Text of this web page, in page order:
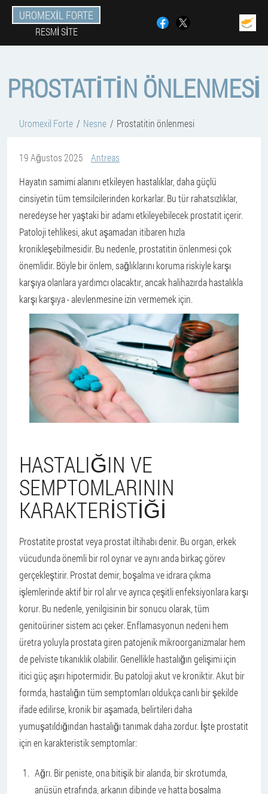
UROMEXIL FORTE
RESMI SITE
PROSTATITIN ÖNLENMESI
Uromexil Forte Nesne Prostatitin önlenmesi
19 Ağustos 2025
Antreas
Hayatın samimi alanını etkileyen hastalıklar, daha güçlü
cinsiyetin tüm temsilcilerinden korkarlar. Bu tür rahatsızlıklar,
neredeyse her yaştaki bir adamı etkileyebilecek prostatit içerir.
Patoloji tehlikesi, akut aşamadan itibaren hızla
kronikleşebilmesidir. Bu nedenle, prostatitin önlenmesi çok
önemlidir. Böyle bir önlem, sağlıklarını koruma riskiyle karşı
karşıya olanlara yardımcı olacaktır, ancak halihazırda hastalıkla
karşı karşıya - alevlenmesine izin vermemek için.
HASTALIĞIN VE
SEMPTOMLARININ
KARAKTERISTIĞI
Prostatite prostat veya prostat iltihabı denir. Bu organ, erkek
vücudunda önemli bir rol oynar ve aynı anda birkaç görev
gerçekleştirir. Prostat demir, boşalma ve idrara çıkma
işlemlerinde aktif bir rol alır ve ayrıca çeşitli enfeksiyonlara karşı
korur. Bu nedenle, yenilgisinin bir sonucu olarak, tüm
genitoüriner sistem acı çeker. Enflamasyonun nedeni hem
üretra yoluyla prostata giren patojenik mikroorganizmalar hem
de pelviste tıkanıklık olabilir. Genellikle hastalığın gelişimi için
itici güç aşırı hipotermidir. Bu patoloji akut ve kroniktir. Akut bir
formda, hastalığın tüm semptomları oldukça canlı bir şekilde
ifade edilirse, kronik bir aşamada, belirtileri daha
yumuşatıldığından hastalığı tanımak daha zordur. İşte prostatit
için en karakteristik semptomlar:
Ağrı. Bir peniste, ona bitişik bir alanda, bir skrotumda,
anüsün etrafında, arkanın dibinde ve hatta boşalma